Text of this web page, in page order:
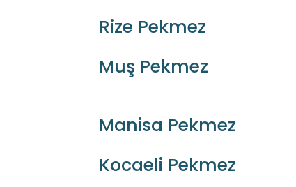
Rize Pekmez
Muş Pekmez
Manisa Pekmez
Kocaeli Pekmez